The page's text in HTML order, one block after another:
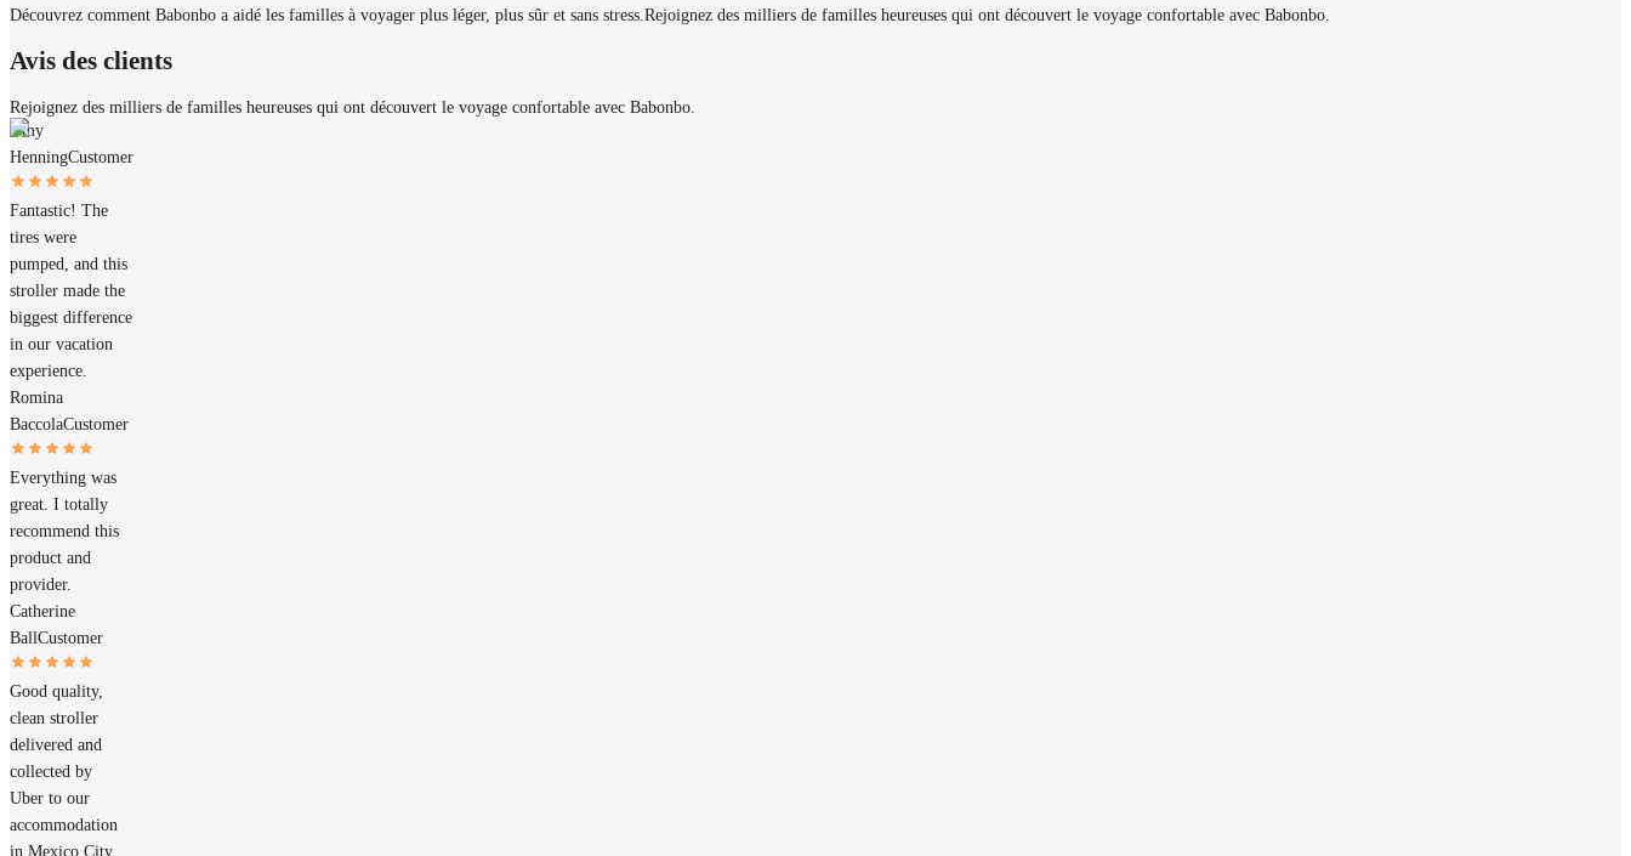
Découvrez comment Babonbo a aidé les familles à voyager plus léger, plus sûr et sans stress. Rejoignez des milliers de familles heureuses qui ont découvert le voyage confortable avec Babonbo.
Avis des clients
Rejoignez des milliers de familles heureuses qui ont découvert le voyage confortable avec Babonbo.
Amy
HenningCustomer
Fantastic! The
tires were
pumped, and this
stroller made the
biggest difference
in our vacation
experience.
Romina
BaccolaCustomer
Everything was
great. I totally
recommend this
product and
provider.
Catherine
BallCustomer
Good quality,
clean stroller
delivered and
collected by
Uber to our
accommodation
in Mexico City.